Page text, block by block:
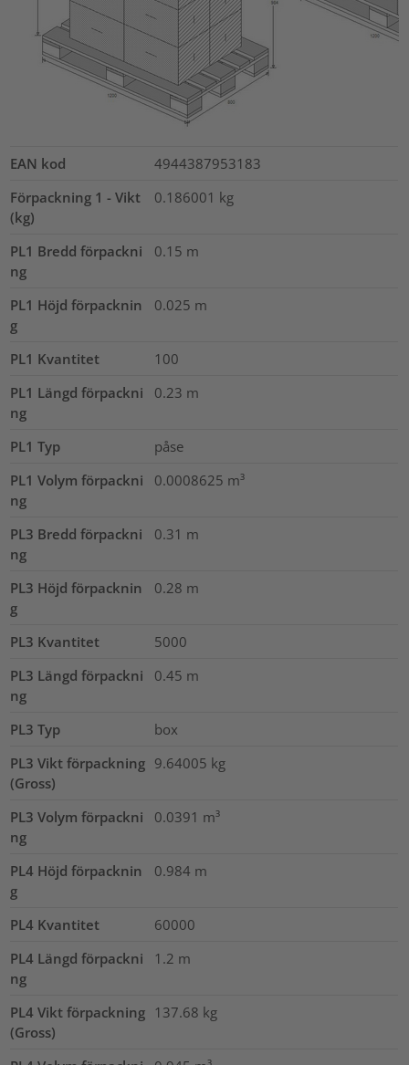
EAN kod
4944387953183
Förpackning 1 - Vikt
(kg)
0.186001 kg
PL1 Bredd förpackni
ng
0.15 m
PL1 Höjd förpacknin
g
0.025 m
PL1 Kvantitet
100
PL1 Längd förpackni
ng
0.23 m
PL1 Typ
påse
PL1 Volym förpackni
ng
0.0008625 m³
PL3 Bredd förpackni
ng
0.31 m
PL3 Höjd förpacknin
g
0.28 m
PL3 Kvantitet
5000
PL3 Längd förpackni
ng
0.45 m
PL3 Typ
box
PL3 Vikt förpackning
(Gross)
9.64005 kg
PL3 Volym förpackni
ng
0.0391 m³
PL4 Höjd förpacknin
g
0.984 m
PL4 Kvantitet
60000
PL4 Längd förpackni
ng
1.2 m
PL4 Vikt förpackning
(Gross)
137.68 kg